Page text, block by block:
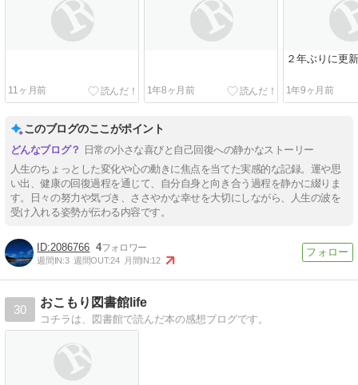
11ヶ月前 1年8ヶ月前
２年ぶりに更新
1年9ヶ月前
このブログのここがポイント
日常の小さな喜びと自己回復への静かなストーリー
人生のちょっとした変化や心の動きに焦点を当てた実感的な記録。運や思
い出、健康の回復過程を通じて、自分自身と向き合う過程を静かに綴りま
す。日々の努力や気づき、ささやかな幸せを大切にしながら、人生の波を
受け入れる姿勢が伝わる内容です。
2086766 4
週間IN:3 週間OUT:24 月間IN:12
30
おこもり図書館life
コチラは、図書館で読んだ本の感想ブログです。